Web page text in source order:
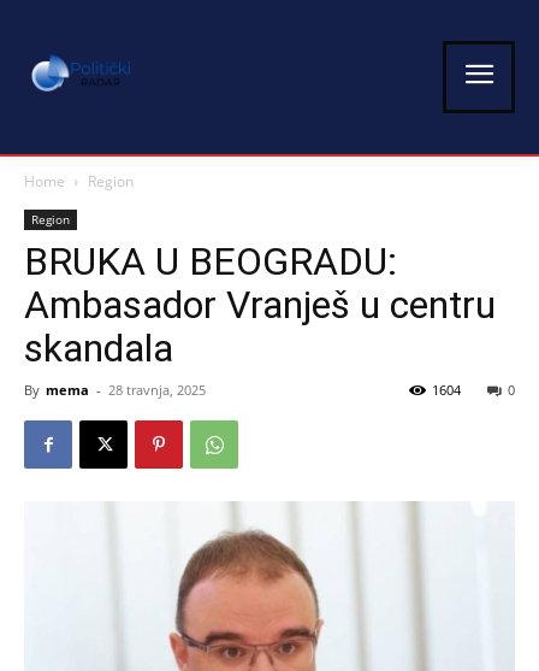
Home Region
Region
BRUKA U BEOGRADU:
Ambasador Vranješ u centru
skandala
By mema - 28 travnja, 2025 0
1604